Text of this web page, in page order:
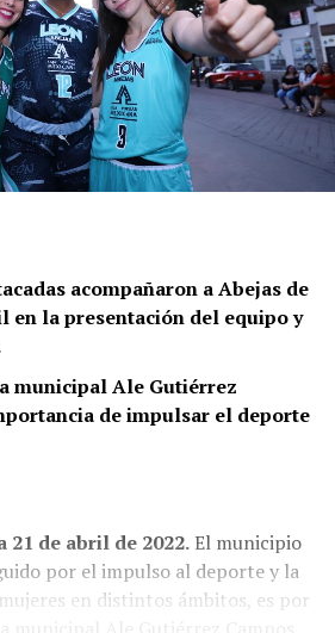
acompañaron a Abejas de
en la presentación del equipo y
municipal Ale Gutiérrez
de impulsar el deporte
21 de abril de 2022.El municipio
por el impulso al deporte y la
en distintos ámbitos, es por